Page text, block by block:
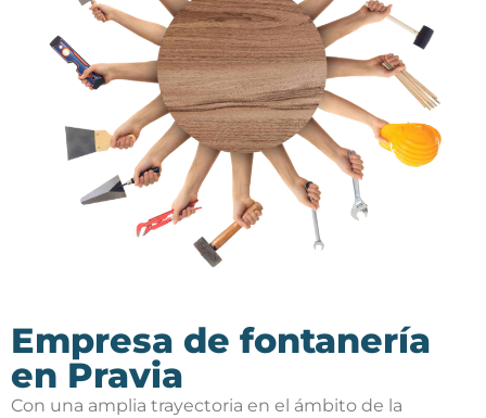
Empresa de fontanería
en Pravia
Con una amplia trayectoria en el ámbito de la